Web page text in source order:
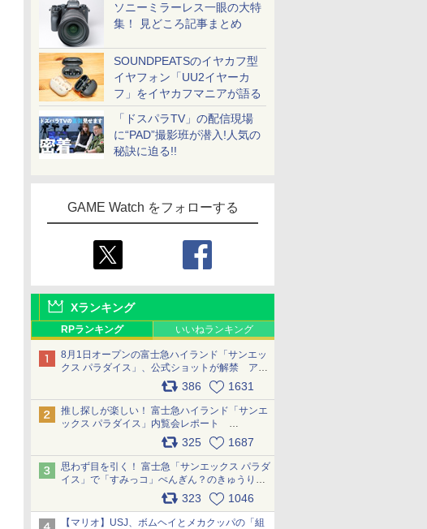
ソニーミラーレス一眼の大特
集！ 見どころ記事まとめ
SOUNDPEATSのイヤカフ型
イヤフォン「UU2イヤーカ
フ」をイヤカフマニアが語る
「ドスパラTV」の配信現場
に“PAD”撮影班が潜入!人気の
秘訣に迫る!!
GAME Watch をフォローする
Xランキング
RPランキング いいねランキング
8月1日オープンの富士急ハイランド「サンエッ
クス パラダイス」、公式ショットが解禁 アト
ラクション、メニュー、グッズ写真を一覧で紹
介 pic.x.com/bDYkq8oRFu
386 1631
推し探しが楽しい！ 富士急ハイランド「サンエ
ックス パラダイス」内覧会レポート
325 1687
思わず目を引く！ 富士急「サンエックス パラダ
イス」で「すみっコ」ぺんぎん？のきゅうりド
ッグを食べてみた イラストそのままのメニュ
ー化に挑戦。これが意外にもおいしい
pic.x.com/Kgl04hZaeg
323 1046
【マリオ】USJ、ボムヘイとメカクッパの「組